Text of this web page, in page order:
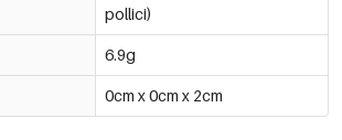
pollici)
6.9g
0cm x 0cm x 2cm